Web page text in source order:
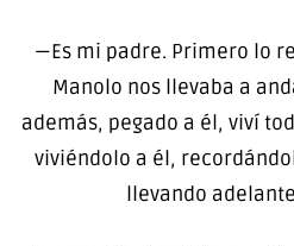
—Es mi padre. Primero lo
Manolo nos llevaba a
además, pegado a él, viví
viviéndolo a él,
llevando